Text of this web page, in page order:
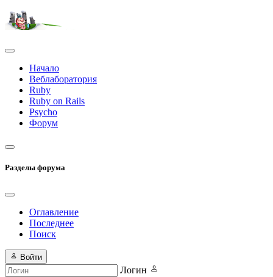
Начало
Веблаборатория
Ruby
Ruby on Rails
Psycho
Форум
Разделы форума
Оглавление
Последнее
Поиск
Войти
Логин